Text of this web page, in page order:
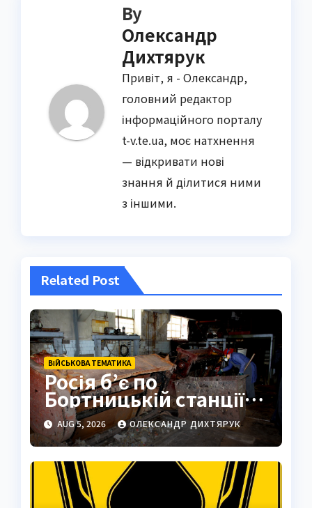
By
Олександр
Дихтярук
Привіт, я - Олександр,
головний редактор
інформаційного порталу
t-v.te.ua, моє натхнення
— відкривати нові
знання й ділитися ними
з іншими.
Related Post
ВІЙСЬКОВА ТЕМАТИКА
Росія б’є по
Бортницькій станції:
експерт попередив
про катастрофу
AUG 5, 2026 ОЛЕКСАНДР ДИХТЯРУК